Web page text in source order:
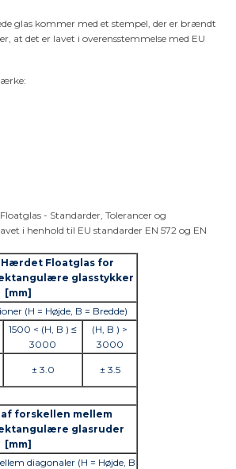
glas kommer med et stempel, der er brændt
at det er lavet i overensstemmelse med EU
- Standarder, Tolerancer og
i henhold til EU standarder EN 572 og EN
Hærdet Floatglas for
glasstykker
[mm]
(H = Højde, B = Bredde)
1500 < (H, B ) ≤
3000
(H, B ) >
3000
± 3.0 ± 3.5
forskellen mellem
glasruder
[mm]
diagonaler (H = Højde, B